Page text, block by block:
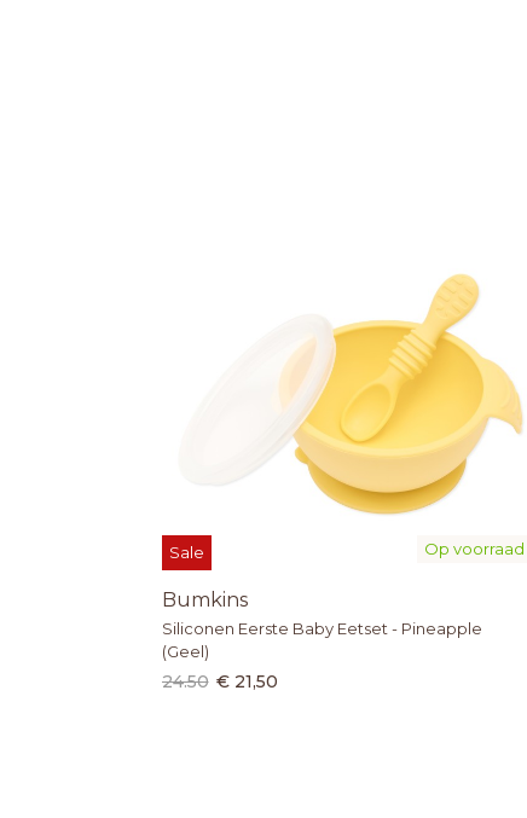
Op voorraad
Sale
Bumkins
Siliconen Eerste Baby Eetset - Pineapple
(Geel)
24.50 € 21,50